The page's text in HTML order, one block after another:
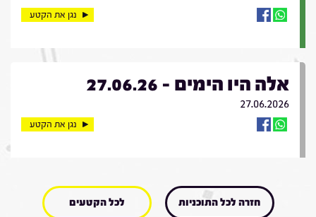
נגן את הקטע
אלה היו הימים - 27.06.26
27.06.2026
נגן את הקטע
חזרה לכל התוכניות לכל הקטעים